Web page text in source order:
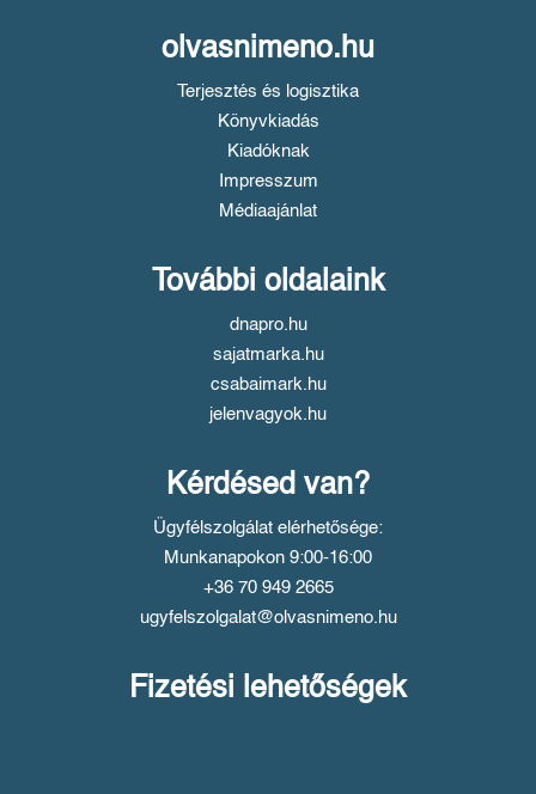
olvasnimeno.hu
Terjesztés és logisztika
Könyvkiadás
Kiadóknak
Impresszum
Médiaajánlat
További oldalaink
dnapro.hu
sajatmarka.hu
csabaimark.hu
jelenvagyok.hu
Kérdésed van?
Ügyfélszolgálat elérhetősége:
Munkanapokon 9:00-16:00
+36 70 949 2665
ugyfelszolgalat@olvasnimeno.hu
Fizetési lehetőségek